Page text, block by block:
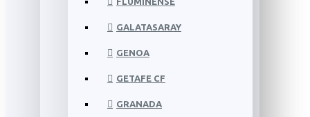
GALATASARAY
GENOA
GETAFE CF
GRANADA